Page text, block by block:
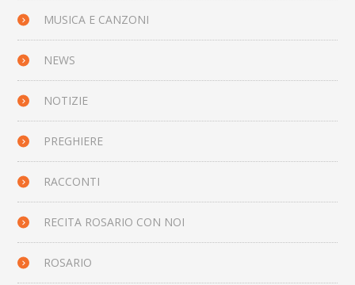
MUSICA E CANZONI
NEWS
NOTIZIE
PREGHIERE
RACCONTI
RECITA ROSARIO CON NOI
ROSARIO